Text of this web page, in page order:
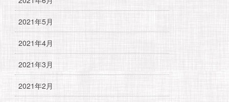
2021年5月
2021年4月
2021年3月
2021年2月